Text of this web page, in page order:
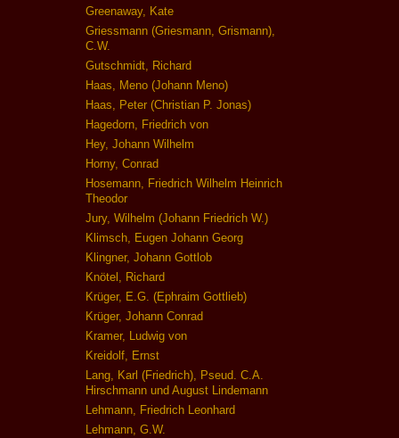
Greenaway, Kate
Griessmann (Griesmann, Grismann),
C.W.
Gutschmidt, Richard
Haas, Meno (Johann Meno)
Haas, Peter (Christian P. Jonas)
Hagedorn, Friedrich von
Hey, Johann Wilhelm
Horny, Conrad
Hosemann, Friedrich Wilhelm Heinrich
Theodor
Jury, Wilhelm (Johann Friedrich W.)
Klimsch, Eugen Johann Georg
Klingner, Johann Gottlob
Knötel, Richard
Krüger, E.G. (Ephraim Gottlieb)
Krüger, Johann Conrad
Kramer, Ludwig von
Kreidolf, Ernst
Lang, Karl (Friedrich), Pseud. C.A.
Hirschmann und August Lindemann
Lehmann, Friedrich Leonhard
Lehmann, G.W.